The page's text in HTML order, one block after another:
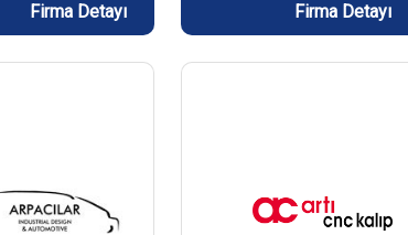
Firma Detayı Firma Detayı